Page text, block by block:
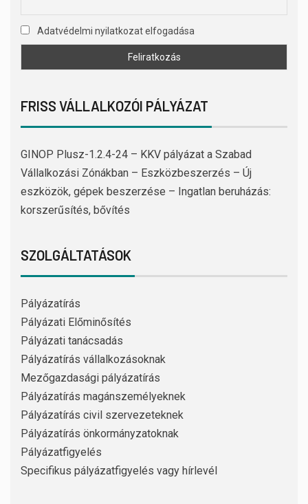
Adatvédelmi nyilatkozat elfogadása
FRISS VÁLLALKOZÓI PÁLYÁZAT
GINOP Plusz-1.2.4-24 – KKV pályázat a Szabad
Vállalkozási Zónákban – Eszközbeszerzés – Új
eszközök, gépek beszerzése – Ingatlan beruházás:
korszerűsítés, bővítés
SZOLGÁLTATÁSOK
Pályázatírás
Pályázati Előminősítés
Pályázati tanácsadás
Pályázatírás vállalkozásoknak
Mezőgazdasági pályázatírás
Pályázatírás magánszemélyeknek
Pályázatírás civil szervezeteknek
Pályázatírás önkormányzatoknak
Pályázatfigyelés
Specifikus pályázatfigyelés vagy hírlevél